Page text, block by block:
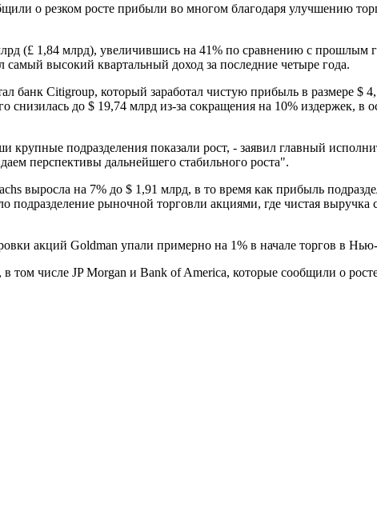
о резком росте прибыли во многом благодаря улучшению
(£ 1,84 млрд), увеличившись на 41% по сравнению с прошлым
высокий квартальный доход за последние четыре года.
банк Citigroup, который заработал чистую прибыль в размере
до $ 19,74 млрд из-за сокращения на 10% издержек, в
подразделения показали рост, - заявил главный
перспективы дальнейшего стабильного роста".
выросла на 7% до $ 1,91 млрд, в то время как прибыль
рыночной торговли акциями, где чистая выручка
акций Goldman упали примерно на 1% в начале торгов в
том числе JP Morgan и Bank of America, которые сообщили о